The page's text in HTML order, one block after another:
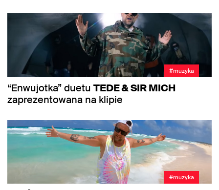
#muzyka
“Enwujotka” duetu TEDE & SIR MICH
zaprezentowana na klipie
#muzyka